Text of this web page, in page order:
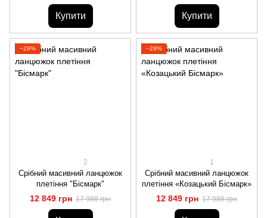
Купити Купити
−29%
2
Срібний масивний ланцюжок
плетіння "Бісмарк"
12 849 грн 17 988 грн
−29%
1
Срібний масивний ланцюжок
плетіння «Козацький Бісмарк»
12 849 грн 17 988 грн